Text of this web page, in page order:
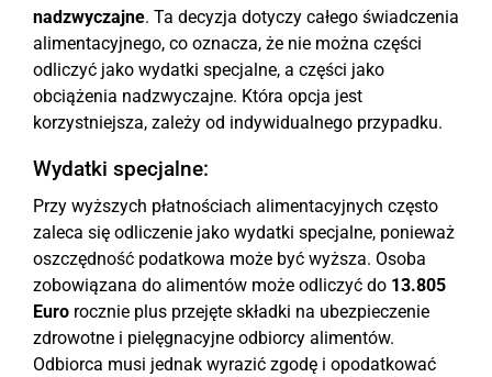
nadzwyczajne. Ta decyzja dotyczy całego świadczenia
alimentacyjnego, co oznacza, że nie można części
odliczyć jako wydatki specjalne, a części jako
obciążenia nadzwyczajne. Która opcja jest
korzystniejsza, zależy od indywidualnego przypadku.
Wydatki specjalne:
Przy wyższych płatnościach alimentacyjnych często
zaleca się odliczenie jako wydatki specjalne, ponieważ
oszczędność podatkowa może być wyższa. Osoba
zobowiązana do alimentów może odliczyć do 13.805
Euro rocznie plus przejęte składki na ubezpieczenie
zdrowotne i pielęgnacyjne odbiorcy alimentów.
Odbiorca musi jednak wyrazić zgodę i opodatkować